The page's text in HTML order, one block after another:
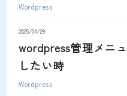
Wordpress
2025/04/29
wordpress管理メニ
したい時
Wordpress